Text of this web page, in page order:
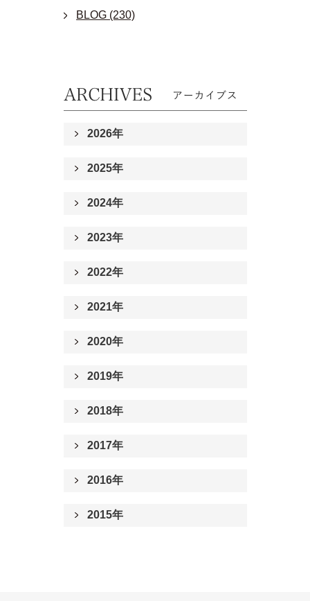
BLOG (230)
2026年
2025年
2024年
2023年
2022年
2021年
2020年
2019年
2018年
2017年
2016年
2015年